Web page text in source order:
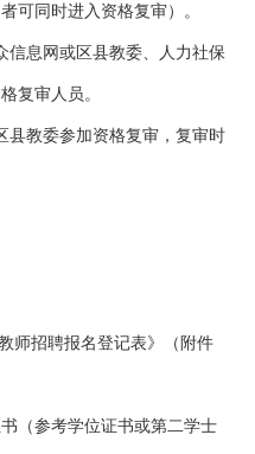
可同时进入资格复审）。
信息网或区县教委、人力社保
复审人员。
县教委参加资格复审，复审时
师招聘报名登记表》（附件
（参考学位证书或第二学士